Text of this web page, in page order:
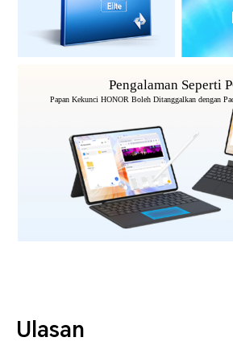
Pengalaman Seperti
Papan Kekunci HONOR Boleh Ditanggalkandengan
Ulasan